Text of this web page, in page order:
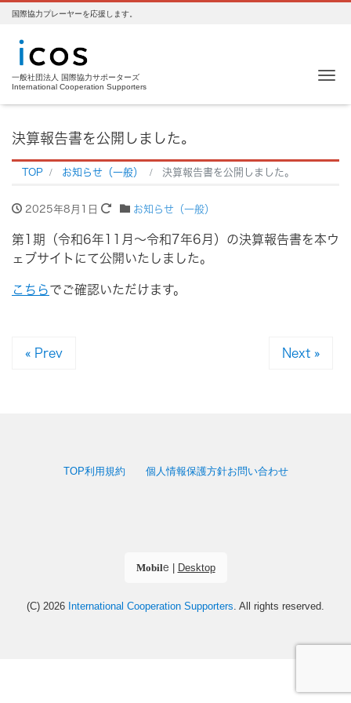
国際協力プレーヤーを応援します。
一般社団法人 国際協力サポーターズ
International Cooperation Supporters
決算報告書を公開しました。
TOP お知らせ（一般） 決算報告書を公開しました。
2025年8月1日 お知らせ（一般）
第1期（令和6年11月～令和7年6月）の決算報告書を本ウ
ェブサイトにて公開いたしました。
こちらでご確認いただけます。
« Prev Next »
TOP利用規約 個人情報保護方針お問い合わせ
Mobile | Desktop
(C) 2026 International Cooperation Supporters . All rights reserved.